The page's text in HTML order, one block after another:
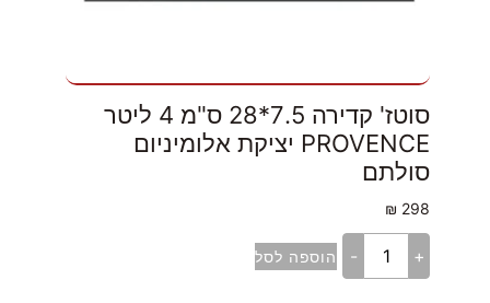
סוטז' קדירה 7.5*28 ס"מ 4 ליטר
PROVENCE יציקת אלומיניום
סולתם
298
₪
+
- הוספה לסל